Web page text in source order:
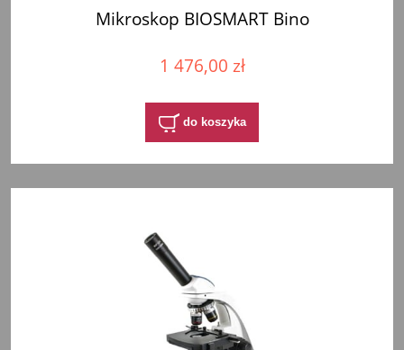
Mikroskop BIOSMART Bino
1 476,00 zł
do koszyka